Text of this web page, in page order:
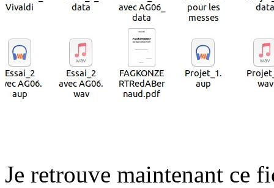
Je retrouve maintenant ce